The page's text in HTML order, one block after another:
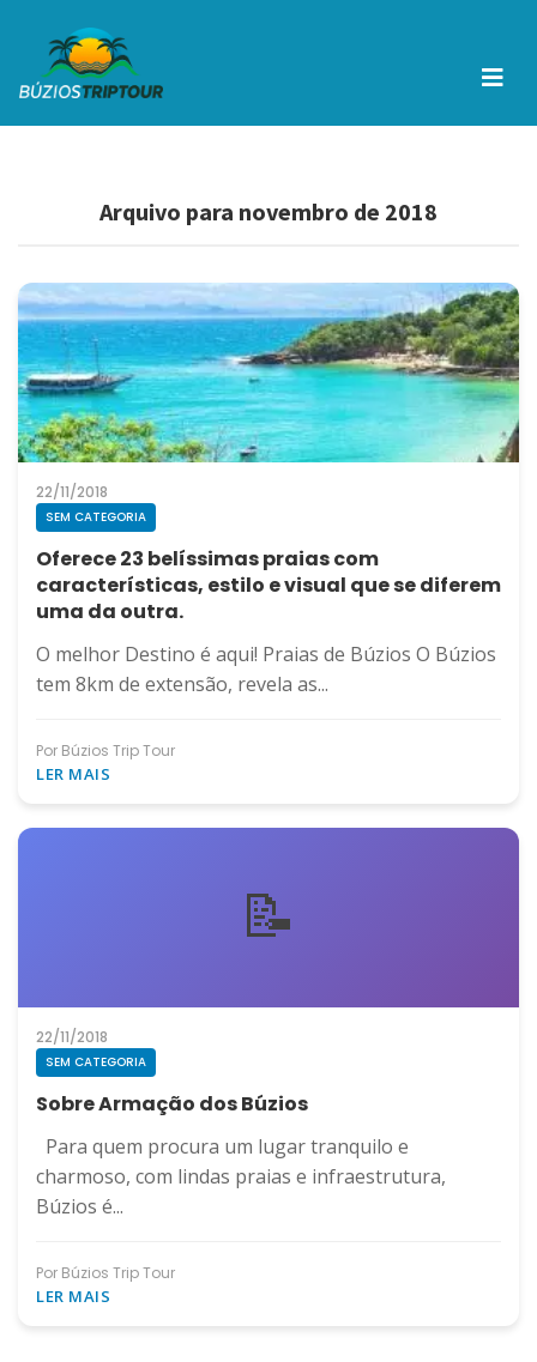
Arquivo para novembro de 2018
22/11/2018
SEM CATEGORIA
Oferece 23 belíssimas praias com
características, estilo e visual que se diferem
uma da outra.
O melhor Destino é aqui! Praias de Búzios O Búzios
tem 8km de extensão, revela as...
Por Búzios Trip Tour
LER MAIS
📝
22/11/2018
SEM CATEGORIA
Sobre Armação dos Búzios
Para quem procura um lugar tranquilo e
charmoso, com lindas praias e infraestrutura,
Búzios é...
Por Búzios Trip Tour
LER MAIS